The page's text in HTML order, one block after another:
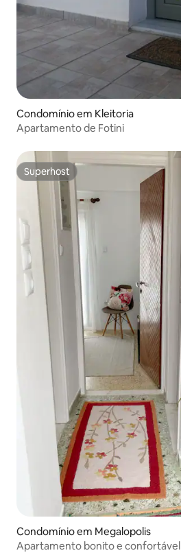
Condomínio em Kleitoria
Apartamento de Fotini
Superhost
Superhost
Condomínio em Megalopolis
Apartamento bonito e confortável